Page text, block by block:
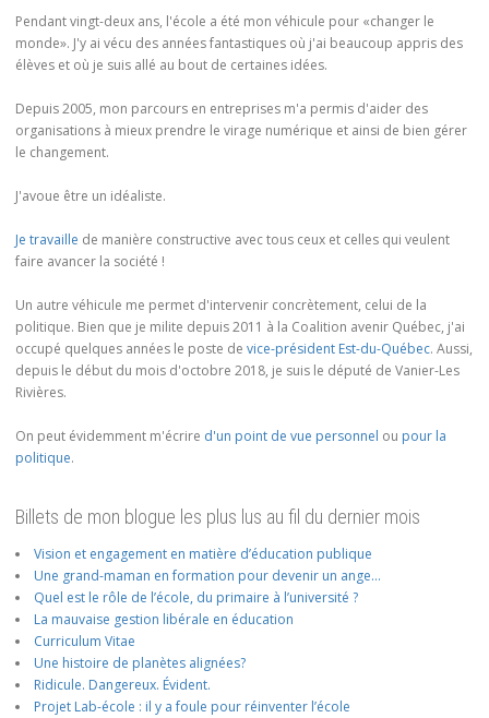
Pendant vingt-deux ans, l'école a été mon véhicule pour «changer le
monde». J'y ai vécu des années fantastiques où j'ai beaucoup appris des
élèves et où je suis allé au bout de certaines idées.
Depuis 2005, mon parcours en entreprises m'a permis d'aider des
organisations à mieux prendre le virage numérique et ainsi de bien gérer
le changement.
J'avoue être un idéaliste.
Je travaille de manière constructive avec tous ceux et celles qui veulent
faire avancer la société !
Un autre véhicule me permet d'intervenir concrètement, celui de la
politique. Bien que je milite depuis 2011 à la Coalition avenir Québec, j'ai
occupé quelques années le poste de vice-président Est-du-Québec. Aussi,
depuis le début du mois d'octobre 2018, je suis le député de Vanier-Les
Rivières.
On peut évidemment m'écrire d'un point de vue personnel ou pour la
politique.
Billets de mon blogue les plus lus au fil du dernier mois
Vision et engagement en matière d’éducation publique
Une grand-maman en formation pour devenir un ange…
Quel est le rôle de l’école, du primaire à l’université ?
La mauvaise gestion libérale en éducation
Curriculum Vitae
Une histoire de planètes alignées?
Ridicule. Dangereux. Évident.
Projet Lab-école : il y a foule pour réinventer l’école